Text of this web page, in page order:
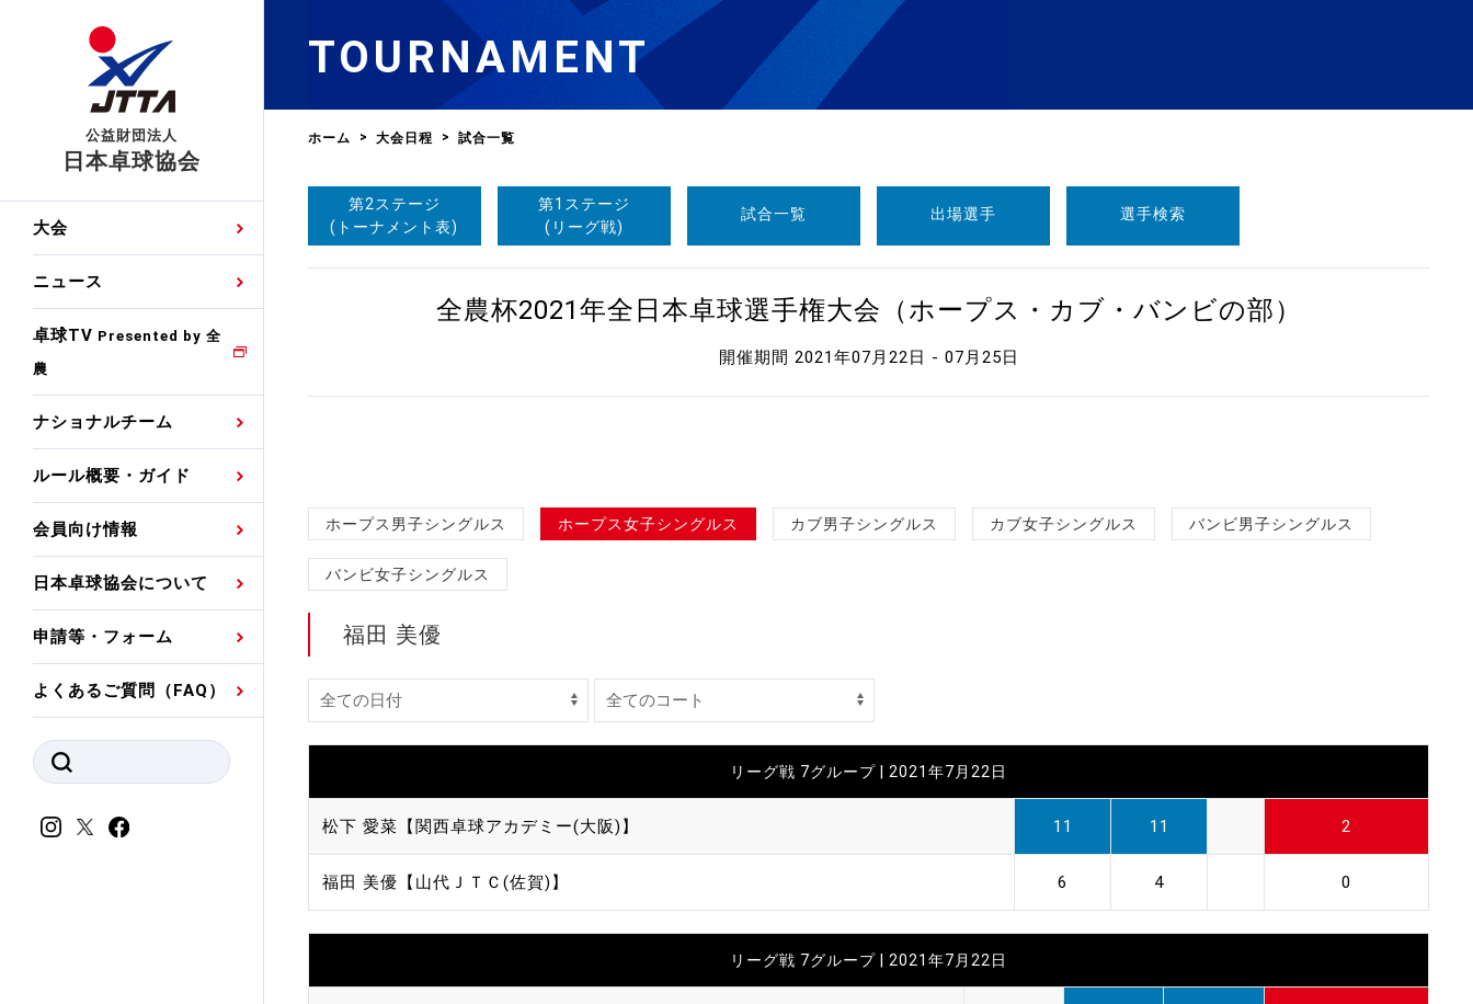
公益財団法人
日本卓球協会
大会 日程
ニュース
大会・試合
卓球TV Presented by 全
農
ナショナルチーム
男子ナショナルチーム選
手・候補
女子ナショナルチーム選
強化スタッフ
ルール概要・ガイド
卓球の基本的なルール
会員向け情報
協会会員登録
委員会
指導者養成委員会
スポーツ医・科学委員会
アンチ・ドーピング委員
会
日本卓球協会について
卓球協会のミッション
事業計画・事業報告
財務諸表等
理事会報告
スポーツ振興くじ助成事業
等
申請等・フォーム
国際交流届申込みフォーム
審判員ネームプレート制作
申込
よくあるご質問（FAQ）
TOURNAMENT
ホーム 大会日程 試合一覧
第2ステージ
(トーナメント表)
第1ステージ
(リーグ戦)
試合一覧 出場選手 選手検索
全農杯2021年全日本卓球選手権大会（ホープス・カブ・バンビの部）
開催期間 2021年07月22日 - 07月25日
ホープス男子シングルス ホープス女子シングルス カブ男子シングルス カブ女子シングルス バンビ男子シングルス
バンビ女子シングルス
福田 美優
リーグ戦 7グループ | 2021年7月22日
松下 愛菜【関西卓球アカデミー(大阪)】 11 11 2
福田 美優【山代ＪＴＣ(佐賀)】 6 4 0
リーグ戦 7グループ | 2021年7月22日